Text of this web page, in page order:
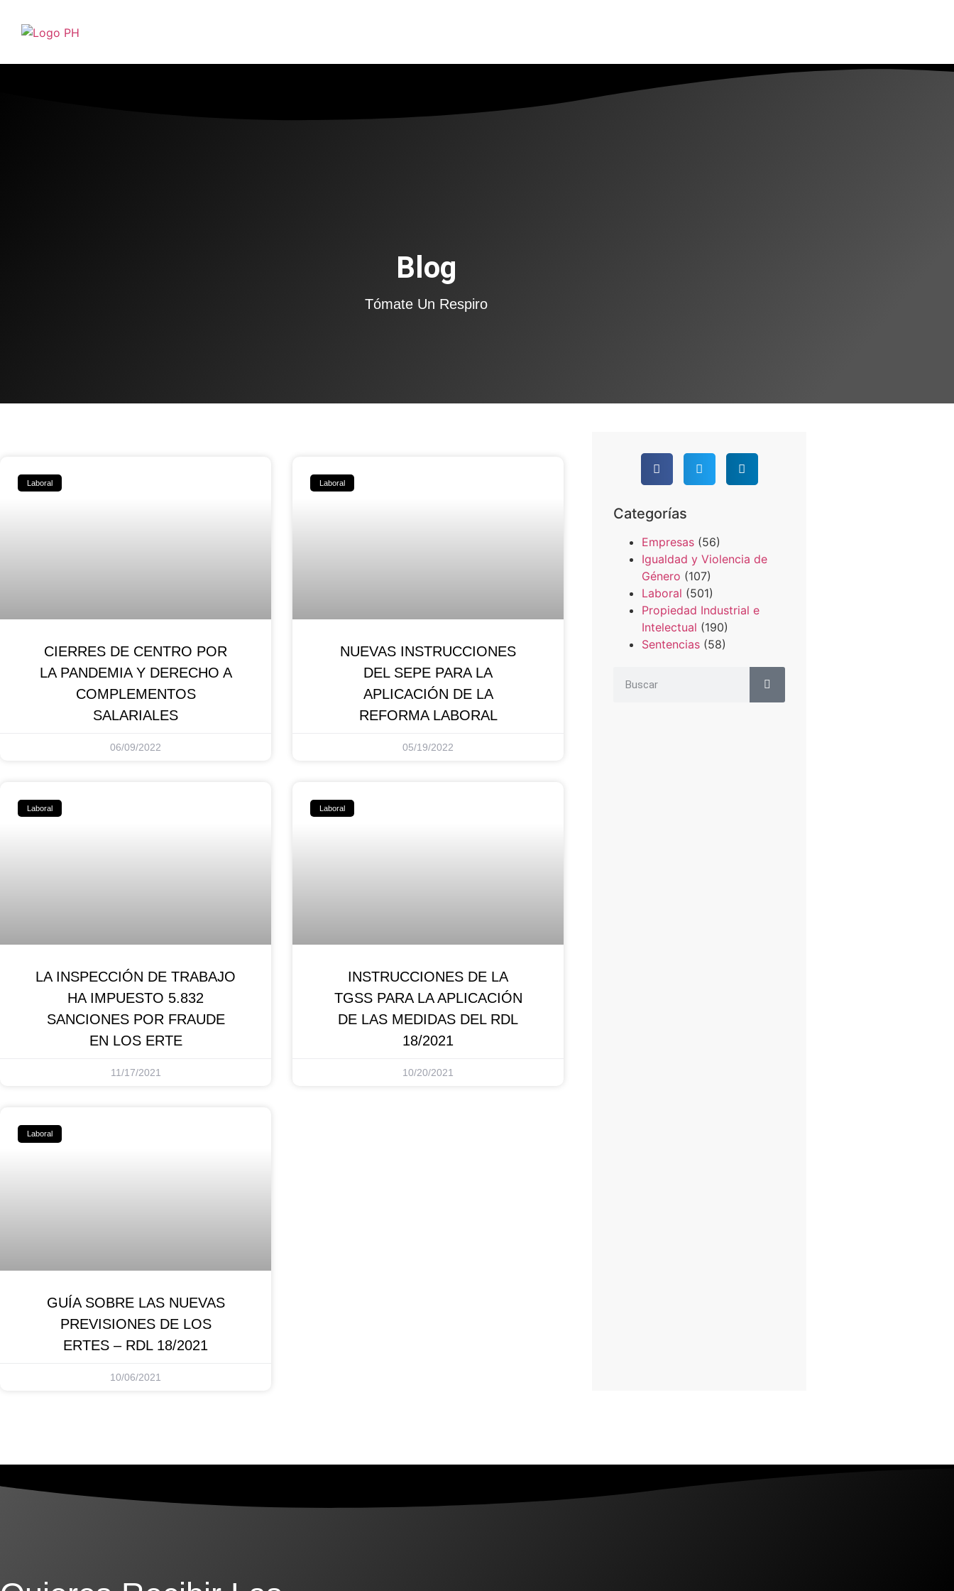
Blog
Tómate Un Respiro
Laboral
CIERRES DE CENTRO POR
LA PANDEMIA Y DERECHO A
COMPLEMENTOS
SALARIALES
06/09/2022
Laboral
NUEVAS INSTRUCCIONES
DEL SEPE PARA LA
APLICACIÓN DE LA
REFORMA LABORAL
05/19/2022
Laboral
LA INSPECCIÓN DE TRABAJO
HA IMPUESTO 5.832
SANCIONES POR FRAUDE
EN LOS ERTE
11/17/2021
Laboral
INSTRUCCIONES DE LA
TGSS PARA LA APLICACIÓN
DE LAS MEDIDAS DEL RDL
18/2021
10/20/2021
Laboral
GUÍA SOBRE LAS NUEVAS
PREVISIONES DE LOS
ERTES – RDL 18/2021
10/06/2021
Categorías
Empresas (56)
Igualdad y Violencia de
Género (107)
Laboral (501)
Propiedad Industrial e
Intelectual (190)
Sentencias (58)